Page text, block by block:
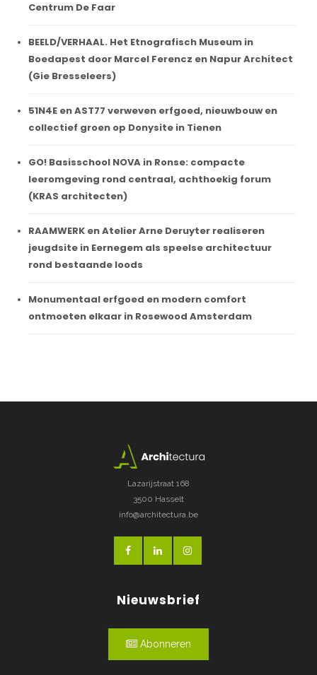
Centrum De Faar
BEELD/VERHAAL. Het Etnografisch Museum in
Boedapest door Marcel Ferencz en Napur Architect
(Gie Bresseleers)
51N4E en AST77 verweven erfgoed, nieuwbouw en
collectief groen op Donysite in Tienen
GO! Basisschool NOVA in Ronse: compacte
leeromgeving rond centraal, achthoekig forum
(KRAS architecten)
RAAMWERK en Atelier Arne Deruyter realiseren
jeugdsite in Eernegem als speelse architectuur
rond bestaande loods
Monumentaal erfgoed en modern comfort
ontmoeten elkaar in Rosewood Amsterdam
Lazarijstraat 168
3500 Hasselt
info@architectura.be
Nieuwsbrief
Abonneren